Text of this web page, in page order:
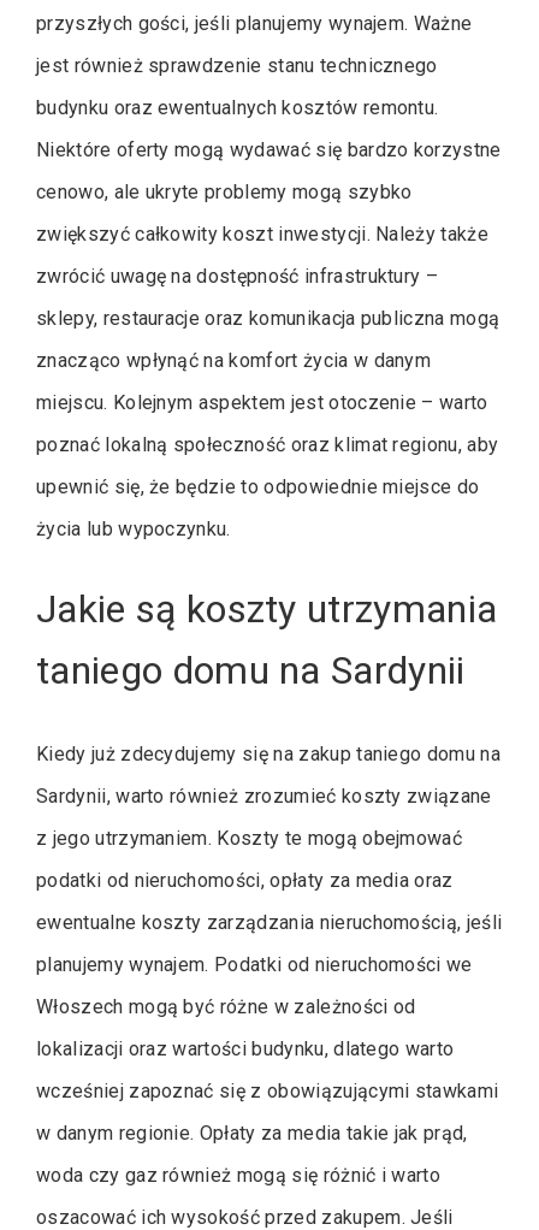
przyszłych gości, jeśli planujemy wynajem. Ważne
jest również sprawdzenie stanu technicznego
budynku oraz ewentualnych kosztów remontu.
Niektóre oferty mogą wydawać się bardzo korzystne
cenowo, ale ukryte problemy mogą szybko
zwiększyć całkowity koszt inwestycji. Należy także
zwrócić uwagę na dostępność infrastruktury –
sklepy, restauracje oraz komunikacja publiczna mogą
znacząco wpłynąć na komfort życia w danym
miejscu. Kolejnym aspektem jest otoczenie – warto
poznać lokalną społeczność oraz klimat regionu, aby
upewnić się, że będzie to odpowiednie miejsce do
życia lub wypoczynku.
Jakie są koszty utrzymania
taniego domu na Sardynii
Kiedy już zdecydujemy się na zakup taniego domu na
Sardynii, warto również zrozumieć koszty związane
z jego utrzymaniem. Koszty te mogą obejmować
podatki od nieruchomości, opłaty za media oraz
ewentualne koszty zarządzania nieruchomością, jeśli
planujemy wynajem. Podatki od nieruchomości we
Włoszech mogą być różne w zależności od
lokalizacji oraz wartości budynku, dlatego warto
wcześniej zapoznać się z obowiązującymi stawkami
w danym regionie. Opłaty za media takie jak prąd,
woda czy gaz również mogą się różnić i warto
oszacować ich wysokość przed zakupem. Jeśli